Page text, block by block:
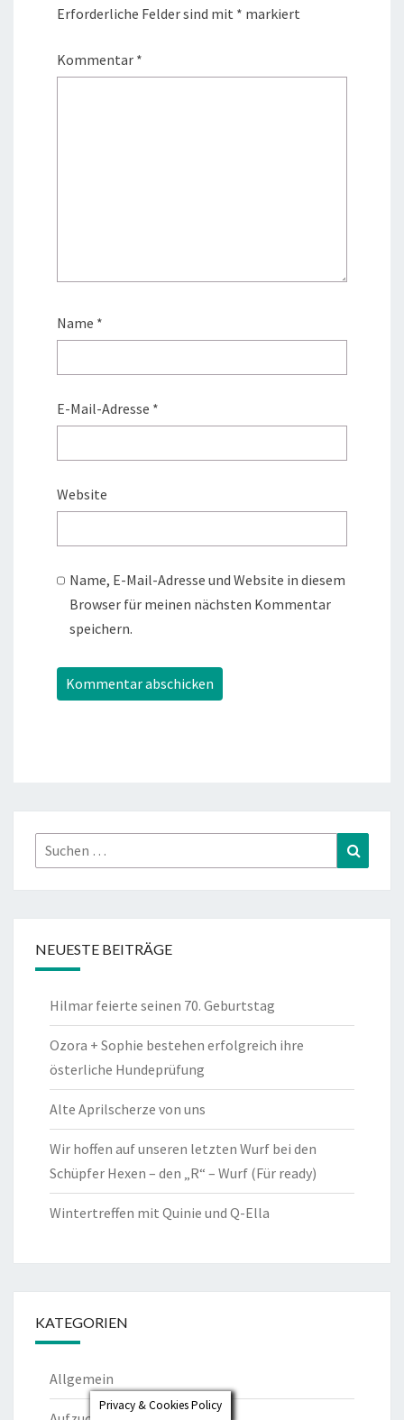
Erforderliche Felder sind mit * markiert
Kommentar *
Name *
E-Mail-Adresse *
Website
Name, E-Mail-Adresse und Website in diesem
Browser für meinen nächsten Kommentar
speichern.
Suchen
nach:
NEUESTE BEITRÄGE
Hilmar feierte seinen 70. Geburtstag
Ozora + Sophie bestehen erfolgreich ihre
österliche Hundeprüfung
Alte Aprilscherze von uns
Wir hoffen auf unseren letzten Wurf bei den
Schüpfer Hexen – den „R“ – Wurf (Für ready)
Wintertreffen mit Quinie und Q-Ella
KATEGORIEN
Allgemein
Privacy & Cookies Policy